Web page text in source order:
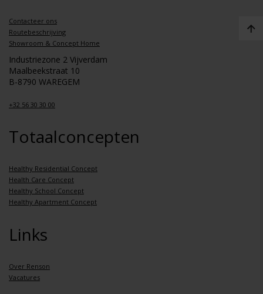
Contacteer ons
Routebeschrijving
Showroom & Concept Home
Industriezone 2 Vijverdam
Maalbeekstraat 10
B-8790 WAREGEM
+32 56 30 30 00
Totaalconcepten
Healthy Residential Concept
Health Care Concept
Healthy School Concept
Healthy Apartment Concept
Links
Over Renson
Vacatures